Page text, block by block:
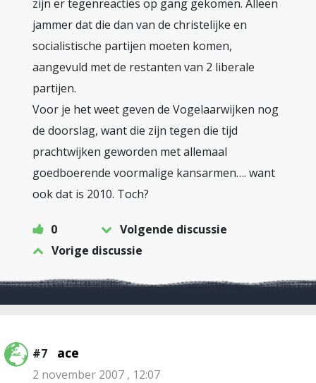
zijn er tegenreacties op gang gekomen. Alleen
jammer dat die dan van de christelijke en
socialistische partijen moeten komen,
aangevuld met de restanten van 2 liberale
partijen.
Voor je het weet geven de Vogelaarwijken nog
de doorslag, want die zijn tegen die tijd
prachtwijken geworden met allemaal
goedboerende voormalige kansarmen…. want
ook dat is 2010. Toch?
0
Volgende discussie
Vorige discussie
#7 ace
2 november 2007 , 12:07